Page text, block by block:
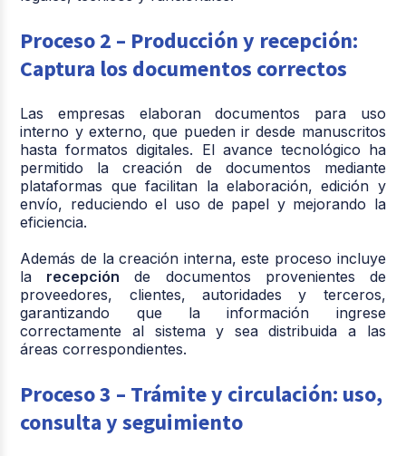
Proceso 2 – Producción y recepción:
Captura los documentos correctos
Las empresas elaboran documentos para uso
interno y externo, que pueden ir desde manuscritos
hasta formatos digitales. El avance tecnológico ha
permitido la creación de documentos mediante
plataformas que facilitan la elaboración, edición y
envío, reduciendo el uso de papel y mejorando la
eficiencia.
Además de la creación interna, este proceso incluye
la recepción de documentos provenientes de
proveedores, clientes, autoridades y terceros,
garantizando que la información ingrese
correctamente al sistema y sea distribuida a las
áreas correspondientes.
Proceso 3 – Trámite y circulación: uso,
consulta y seguimiento